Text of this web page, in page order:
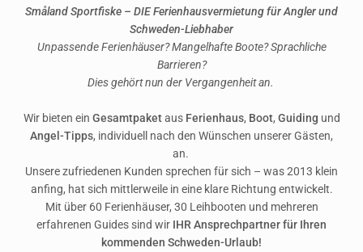
Småland Sportfiske – DIE Ferienhausvermietung für Angler und
Schweden-Liebhaber
Unpassende Ferienhäuser?Mangelhafte Boote?Sprachliche
Barrieren?
Dies gehört nun der Vergangenheit an.
Wir bieten ein Gesamtpaketaus Ferienhaus, Boot, Guiding und
Angel-Tipps, individuell nach den Wünschen unserer Gästen,
an.
Unsere zufriedenen Kunden sprechen für sich – was 2013 klein
anfing, hat sich mittlerweile in eine klare Richtung entwickelt.
Mit über 60 Ferienhäuser, 30 Leihbooten und mehreren
erfahrenen Guides sind wir IHR Ansprechpartner für Ihren
kommenden Schweden-Urlaub!